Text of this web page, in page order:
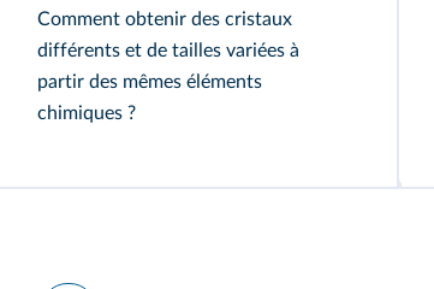
Comment obtenir des cristaux
différents et de tailles variées à
partir des mêmes éléments
chimiques ?